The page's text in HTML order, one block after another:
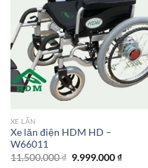
XE LĂN
Xe lăn điện HDM HD –
W66011
11.500.000₫ Giá
9.999.000₫Giá